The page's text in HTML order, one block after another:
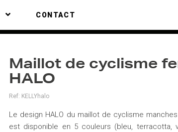
CONTACT
Maillot de cyclisme
HALO
Ref: KELLYhalo
Le design HALO du maillot de cyclisme
est disponible en 5 couleurs (bleu, terracotta,